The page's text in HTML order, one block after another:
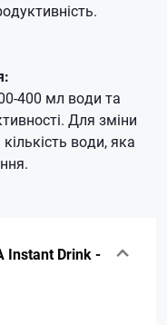
400 мл води та
Для зміни
води, яка
Instant Drink -